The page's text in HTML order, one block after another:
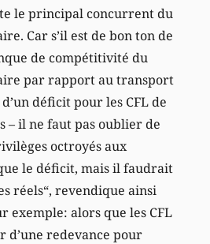
le principal concurrent du
Car s’il est de bon ton de
de compétitivité du
par rapport au transport
déficit pour les CFL de
– il ne faut pas oublier de
octroyés aux
le déficit, mais il faudrait
réels“, revendique ainsi
exemple: alors que les CFL
d’une redevance pour